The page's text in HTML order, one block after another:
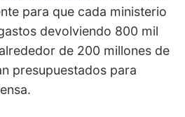
para que cada ministerio
devolviendo 800 mil
de 200 millones de
presupuestados para